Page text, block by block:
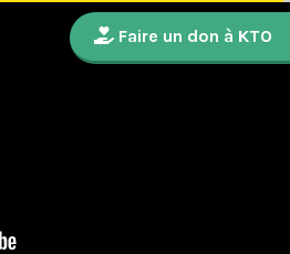
Faire un don à KTO